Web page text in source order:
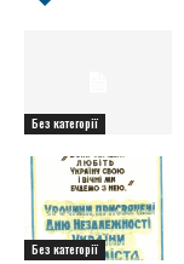
Без категорії
Без категорії